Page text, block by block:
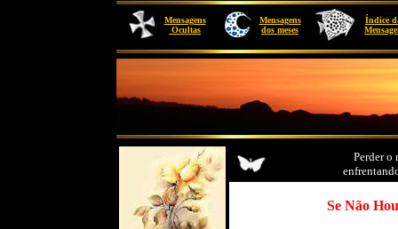
Mensagens
Ocultas
Mensagens
dos meses
Índice
Perder o
Se Não Houver